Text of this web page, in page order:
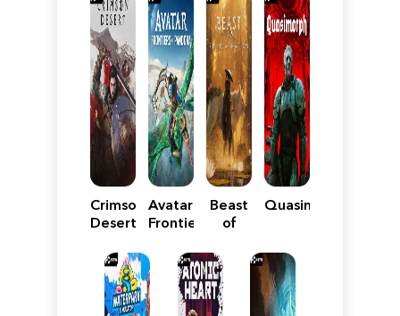
Crimson
Desert
Avatar:
Frontiers
Pandora
Beast
of
Quasimorph